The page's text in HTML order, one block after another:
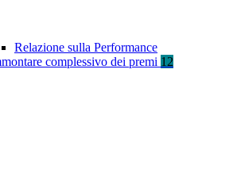
Relazione sulla Performance
complessivo dei premi 12